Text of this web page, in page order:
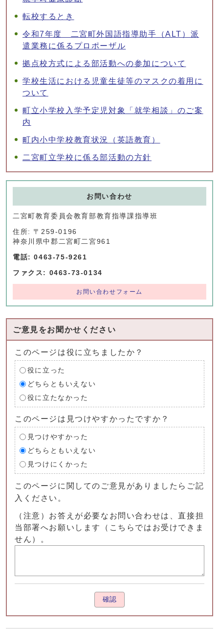
転校するとき
令和7年度 二宮町外国語指導助手（ALT）派
遣業務に係るプロポーザル
拠点校方式による部活動への参加について
学校生活における児童生徒等のマスクの着用に
ついて
町立小学校入学予定児対象「就学相談」のご案
内
町内小中学校教育状況（英語教育）
二宮町立学校に係る部活動の方針
お問い合わせ
二宮町教育委員会教育部教育指導課指導班
住所: 〒259-0196
神奈川県中郡二宮町二宮961
電話: 0463-75-9261
ファクス: 0463-73-0134
お問い合わせフォーム
ご意見をお聞かせください
このページは役に立ちましたか？
役に立った
どちらともいえない
役に立たなかった
このページは見つけやすかったですか？
見つけやすかった
どちらともいえない
見つけにくかった
このページに関してのご意見がありましたらご記
入ください。
（注意）お答えが必要なお問い合わせは、直接担
当部署へお願いします（こちらではお受けできま
せん）。
確認